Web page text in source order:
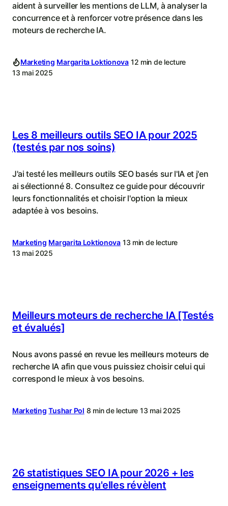
aident à surveiller les mentions de LLM, à analyser la
concurrence et à renforcer votre présence dans les
moteurs de recherche IA.
Marketing Margarita Loktionova 12 min de lecture
13 mai 2025
Les 8 meilleurs outils SEO IA pour 2025
(testés par nos soins)
J'ai testé les meilleurs outils SEO basés sur l'IA et j'en
ai sélectionné 8. Consultez ce guide pour découvrir
leurs fonctionnalités et choisir l'option la mieux
adaptée à vos besoins.
Marketing Margarita Loktionova 13 min de lecture
13 mai 2025
Meilleurs moteurs de recherche IA [Testés
et évalués]
Nous avons passé en revue les meilleurs moteurs de
recherche IA afin que vous puissiez choisir celui qui
correspond le mieux à vos besoins.
Marketing Tushar Pol 8 min de lecture 13 mai 2025
26 statistiques SEO IA pour 2026 + les
enseignements qu'elles révèlent